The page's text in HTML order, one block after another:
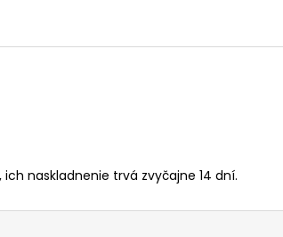
naskladnenie trvá zvyčajne 14 dní.